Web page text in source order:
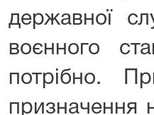
державної
воєнного
потрібно.
призначення